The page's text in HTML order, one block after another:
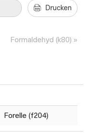
Drucken
Formaldehyd (k80)
Forelle (f204)